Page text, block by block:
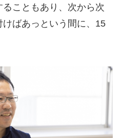
こともあり、次から次
ばあっという間に、15